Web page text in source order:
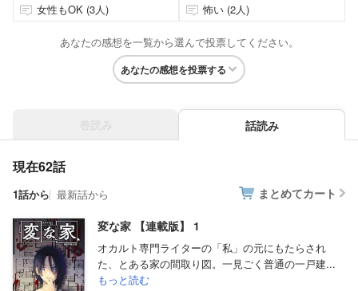
女性もOK (3人)
怖い (2人)
あなたの感想を一覧から選んで投票してください。
あなたの感想を投票する
話読み
現在62話
1話から 最新話から まとめてカート
変な家 【連載版】 1
オカルト専門ライターの「私」の元にもたらされ
た、とある家の間取り図。一見ごく普通の一戸建...
もっと読む